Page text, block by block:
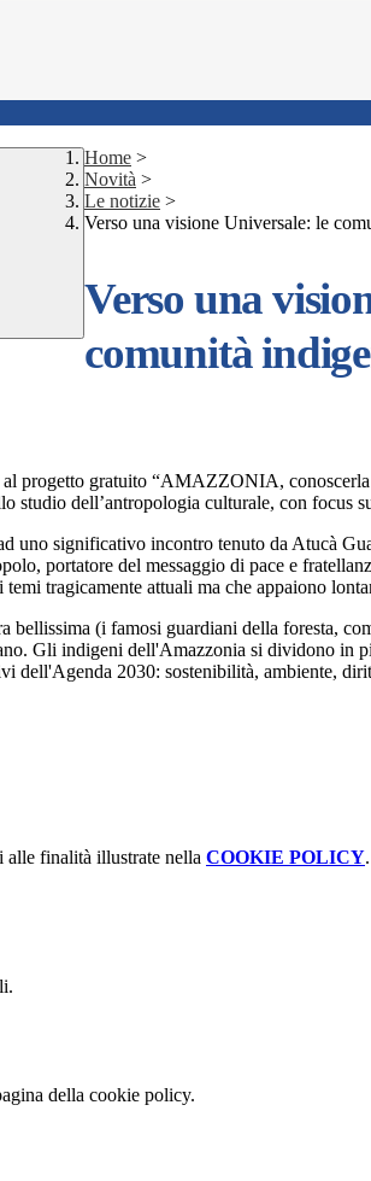
Home >
Novità >
Le notizie >
Verso una visione Universale: le
Verso una
comunità
gratuito “AMAZZONIA, conoscerla
studio dell’antropologia culturale, con focus
uno significativo incontro tenuto da Atucà
portatore del messaggio di pace e
tragicamente attuali ma che appaiono
bellissima (i famosi guardiani della foresta,
Gli indigeni dell'Amazzonia si dividono in
dell'Agenda 2030: sostenibilità, ambiente,
alle finalità illustrate nella COOKIE POLICY.
della cookie policy.